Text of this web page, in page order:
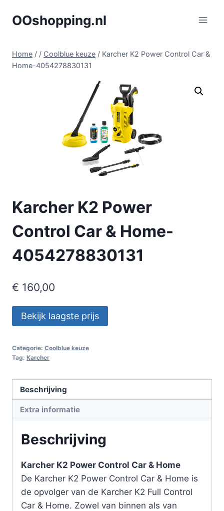
naarOOshopping.nl
Home / / Coolblue keuze / Karcher K2 Power Control Car &
Home-4054278830131
Karcher K2 Power
Control Car & Home-
4054278830131
€ 160,00
Bekijk laagste prijs
Categorie: Coolblue keuze
Tag: Karcher
Beschrijving
Extra informatie
Beschrijving
Karcher K2 Power Control Car & Home
De Karcher K2 Power Control Car & Home is
de opvolger van de Karcher K2 Full Control
Car & Home. Zowel van binnen als van